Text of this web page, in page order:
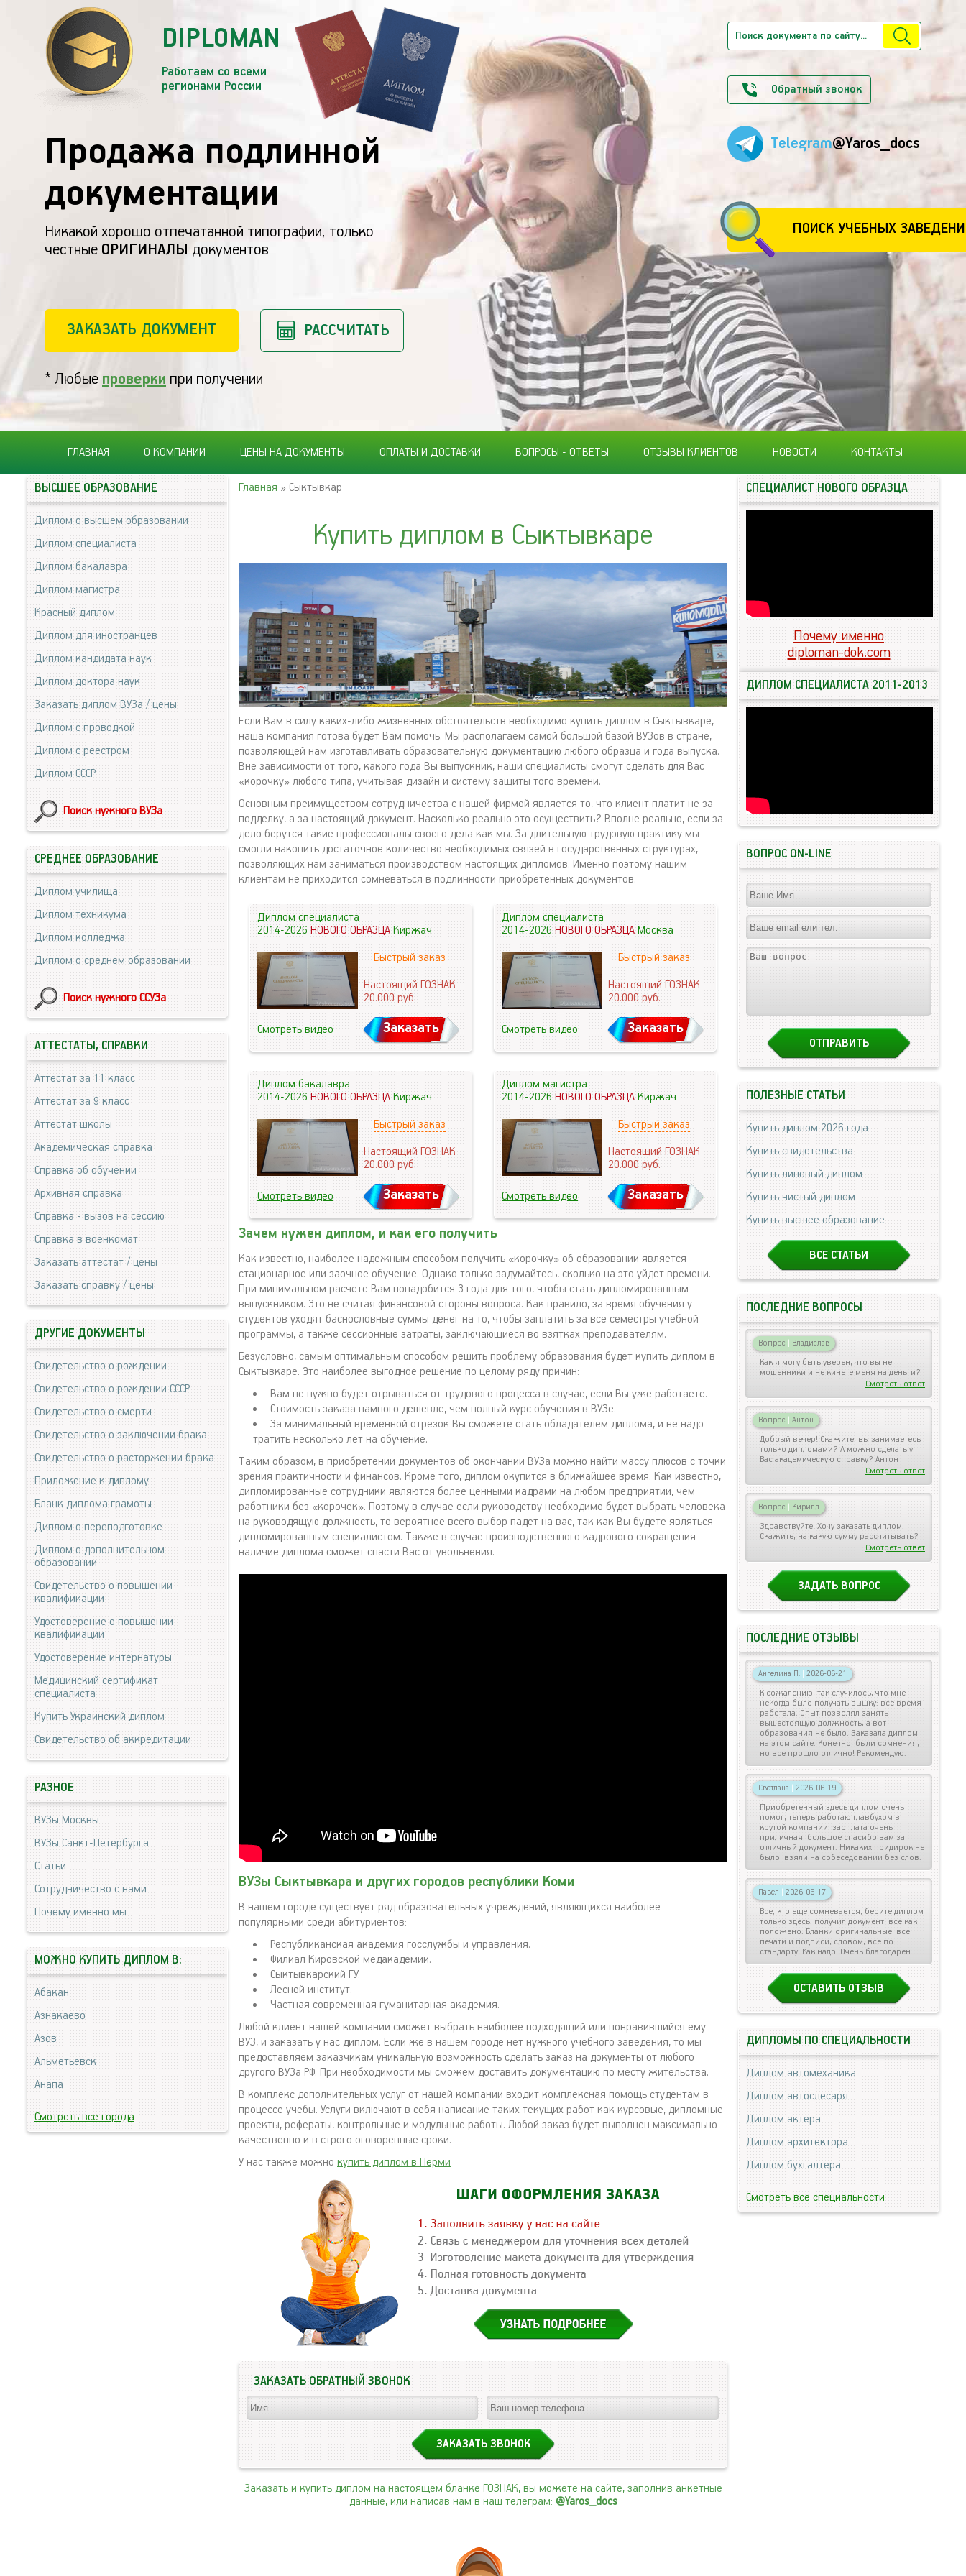
DIPLOMAN
Работаем со всеми
регионами России
Продажа подлинной
документации
Никакой хорошо отпечатанной типографии, только
честные ОРИГИНАЛЫ документов
ЗАКАЗАТЬ ДОКУМЕНТ РАССЧИТАТЬ
* Любые проверки при получении
Обратный звонок
Telegram@Yaros_docs
ПОИСК УЧЕБНЫХ
ГЛАВНАЯ О КОМПАНИИ ЦЕНЫ НА ДОКУМЕНТЫ ОПЛАТЫ И ДОСТАВКИ ВОПРОСЫ - ОТВЕТЫ ОТЗЫВЫ КЛИЕНТОВ НОВОСТИ КОНТАКТЫ
Главная » Сыктывкар
Купить диплом в Сыктывкаре
Если Вам в силу каких-либо жизненных обстоятельств необходимо купить диплом в Сыктывкаре,
наша компания готова будет Вам помочь. Мы располагаем самой большой базой ВУЗов в стране,
позволяющей нам изготавливать образовательную документацию любого образца и года выпуска.
Вне зависимости от того, какого года Вы выпускник, наши специалисты смогут сделать для Вас
«корочку» любого типа, учитывая дизайн и систему защиты того времени.
Основным преимуществом сотрудничества с нашей фирмой является то, что клиент платит не за
подделку, а за настоящий документ. Насколько реально это осуществить? Вполне реально, если за
дело берутся такие профессионалы своего дела как мы. За длительную трудовую практику мы
смогли накопить достаточное количество необходимых связей в государственных структурах,
позволяющих нам заниматься производством настоящих дипломов. Именно поэтому нашим
клиентам не приходится сомневаться в подлинности приобретенных документов.
Диплом специалиста
2014-2026НОВОГО ОБРАЗЦАКиржач
Быстрый заказ
Настоящий ГОЗНАК
20.000руб.
Смотреть видео Заказать
Диплом специалиста
2014-2026НОВОГО ОБРАЗЦАМосква
Быстрый заказ
Настоящий ГОЗНАК
20.000руб.
Смотреть видео Заказать
Диплом бакалавра
2014-2026НОВОГО ОБРАЗЦАКиржач
Быстрый заказ
Настоящий ГОЗНАК
20.000руб.
Смотреть видео Заказать
Диплом магистра
2014-2026НОВОГО ОБРАЗЦАКиржач
Быстрый заказ
Настоящий ГОЗНАК
20.000руб.
Смотреть видео Заказать
Зачем нужен диплом, и как его получить
Как известно, наиболее надежным способом получить «корочку» об образовании является
стационарное или заочное обучение. Однако только задумайтесь, сколько на это уйдет времени.
При минимальном расчете Вам понадобится 3 года для того, чтобы стать дипломированным
выпускником. Это не считая финансовой стороны вопроса. Как правило, за время обучения у
студентов уходят баснословные суммы денег на то, чтобы заплатить за все семестры учебной
программы, а также сессионные затраты, заключающиеся во взятках преподавателям.
Безусловно, самым оптимальным способом решить проблему образования будет купить диплом в
Сыктывкаре. Это наиболее выгодное решение по целому ряду причин:
Вам не нужно будет отрываться от трудового процесса в случае, если Вы уже работаете.
Стоимость заказа намного дешевле, чем полный курс обучения в ВУЗе.
За минимальный временной отрезок Вы сможете стать обладателем диплома, и не надо
тратить несколько лет на обучение.
Таким образом, в приобретении документов об окончании ВУЗа можно найти массу плюсов с точки
зрения практичности и финансов. Кроме того, диплом окупится в ближайшее время. Как известно,
дипломированные сотрудники являются более ценными кадрами на любом предприятии, чем
работники без «корочек». Поэтому в случае если руководству необходимо будет выбрать человека
на руководящую должность, то вероятнее всего выбор падет на вас, так как Вы будете являться
дипломированным специалистом. Также в случае производственного кадрового сокращения
наличие диплома сможет спасти Вас от увольнения.
ВУЗы Сыктывкара и других городов республики Коми
В нашем городе существует ряд образовательных учреждений, являющихся наиболее
популярными среди абитуриентов:
Республиканская академия госслужбы и управления.
Филиал Кировской медакадемии.
Сыктывкарский ГУ.
Лесной институт.
Частная современная гуманитарная академия.
Любой клиент нашей компании сможет выбрать наиболее подходящий или понравившийся ему
ВУЗ, и заказать у нас диплом. Если же в нашем городе нет нужного учебного заведения, то мы
предоставляем заказчикам уникальную возможность сделать заказ на документы от любого
другого ВУЗа РФ. При необходимости мы сможем доставить документацию по месту жительства.
В комплекс дополнительных услуг от нашей компании входит комплексная помощь студентам в
процессе учебы. Услуги включают в себя написание таких текущих работ как курсовые, дипломные
проекты, рефераты, контрольные и модульные работы. Любой заказ будет выполнен максимально
качественно и в строго оговоренные сроки.
У нас также можно купить диплом в Перми
ЗАКАЗАТЬ ОБРАТНЫЙ ЗВОНОК
Заказать и купить диплом на настоящем бланке ГОЗНАК, вы можете на сайте, заполнив анкетные
данные, или написав нам в наш телеграм: @Yaros_docs
ВЫСШЕЕ ОБРАЗОВАНИЕ
Диплом о высшем образовании
Диплом специалиста
Диплом бакалавра
Диплом магистра
Красный диплом
Диплом для иностранцев
Диплом кандидата наук
Диплом доктора наук
Заказать диплом ВУЗа / цены
Диплом с проводкой
Диплом с реестром
Диплом СССР
Поиск нужного ВУЗа
СРЕДНЕЕ ОБРАЗОВАНИЕ
Диплом училища
Диплом техникума
Диплом колледжа
Диплом о среднем образовании
Поиск нужного ССУЗа
АТТЕСТАТЫ, СПРАВКИ
Аттестат за 11 класс
Аттестат за 9 класс
Аттестат школы
Академическая справка
Справка об обучении
Архивная справка
Справка - вызов на сессию
Справка в военкомат
Заказать аттестат / цены
Заказать справку / цены
ДРУГИЕ ДОКУМЕНТЫ
Свидетельство о рождении
Свидетельство о рождении СССР
Свидетельство о смерти
Свидетельство о заключении брака
Свидетельство о расторжении брака
Приложение к диплому
Бланк диплома грамоты
Диплом о переподготовке
Диплом о дополнительном
образовании
Свидетельство о повышении
квалификации
Удостоверение о повышении
квалификации
Удостоверение интернатуры
Медицинский сертификат
специалиста
Купить Украинский диплом
Свидетельство об аккредитации
РАЗНОЕ
ВУЗы Москвы
ВУЗы Санкт-Петербурга
Статьи
Сотрудничество с нами
Почему именно мы
МОЖНО КУПИТЬ ДИПЛОМ В:
Абакан
Азнакаево
Азов
Альметьевск
Анапа
Смотреть все города
СПЕЦИАЛИСТ НОВОГО ОБРАЗЦА
Почему именно
diploman-dok.com
ДИПЛОМ СПЕЦИАЛИСТА 2011-2013
ВОПРОС ON-LINE
ПОЛЕЗНЫЕ СТАТЬИ
Купить диплом 2026 года
Купить свидетельства
Купить липовый диплом
Купить чистый диплом
Купить высшее образование
ВСЕ СТАТЬИ
ПОСЛЕДНИЕ ВОПРОСЫ
Вопрос | Владислав
Как я могу быть уверен, что вы не
мошенники и не кинете меня на деньги?
Смотреть ответ
Вопрос | Антон
Добрый вечер! Скажите, вы занимаетесь
только дипломами? А можно сделать у
Вас академическую справку? Антон
Смотреть ответ
Вопрос | Кирилл
Здравствуйте! Хочу заказать диплом.
Скажите, на какую сумму рассчитывать?
Смотреть ответ
ЗАДАТЬ ВОПРОС
ПОСЛЕДНИЕ ОТЗЫВЫ
Ангелина П. | 2026-06-21
К сожалению, так случилось, что мне
некогда было получать вышку: все время
работала. Опыт позволял занять
вышестоящую должность, а вот
образования не было. Заказала диплом
на этом сайте. Конечно, были сомнения,
но все прошло отлично! Рекомендую.
Светлана | 2026-06-19
Приобретенный здесь диплом очень
помог, теперь работаю главбухом в
крутой компании, зарплата очень
приличная, большое спасибо вам за
отличный документ. Никаких придирок не
было, взяли на собеседовании без слов.
Павел | 2026-06-17
Все, кто еще сомневается, берите диплом
только здесь: получил документ, все как
положено. Бланки оригинальные, все
печати и подписи, словом, все по
стандарту. Как надо. Очень благодарен.
ОСТАВИТЬ ОТЗЫВ
ДИПЛОМЫ ПО СПЕЦИАЛЬНОСТИ
Диплом автомеханика
Диплом автослесаря
Диплом актера
Диплом архитектора
Диплом бухгалтера
Смотреть все специальности